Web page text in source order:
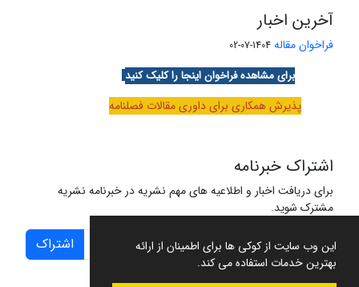
این وب سایت از کوکی ها برای اطمینان از ارائه
بهترین خدمات استفاده می کند.
آخرین اخبار
فراخوان مقاله 1404-07-02
برای مشاهده فراخوان اینجا را کلیک کنید
پذیرش همکاری برای داوری مقالات فصلنامه
اشتراک خبرنامه
برای دریافت اخبار و اطلاعیه های مهم نشریه در خبرنامه نشریه
مشترک شوید.
اشتراک